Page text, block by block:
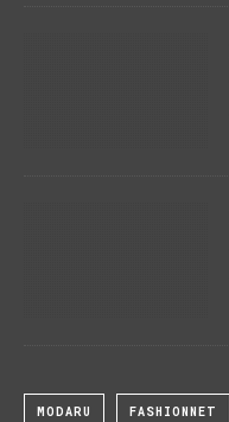
MODARU FASHIONNET